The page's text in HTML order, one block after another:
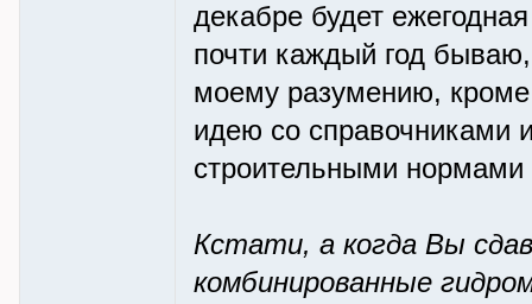
декабре будет
почти каждый год
моему разумению,
идею со справочниками
строительными нормами
Кстати, а когда Вы
комбинированные